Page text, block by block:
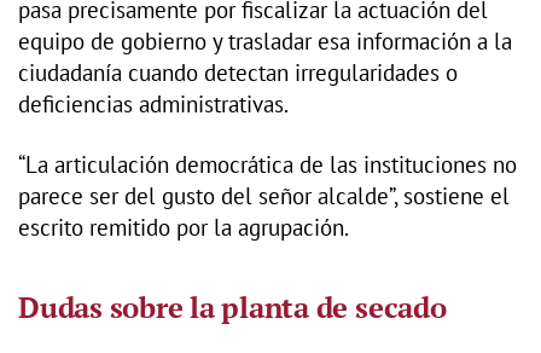
pasa precisamente por fiscalizar la actuación del
equipo de gobierno y trasladar esa información a la
ciudadanía cuando detectan irregularidades o
deficiencias administrativas.
“La articulación democrática de las instituciones no
parece ser del gusto del señor alcalde”, sostiene el
escrito remitido por la agrupación.
Dudas sobre la planta de secado